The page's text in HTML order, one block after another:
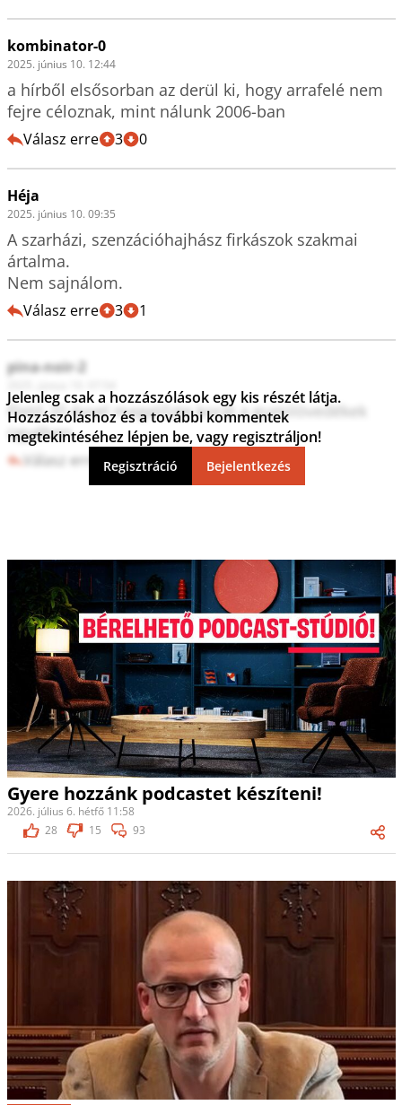
kombinator-0
2025. június 10. 12:44
a hírből elsősorban az derül ki, hogy arrafelé nem
fejre céloznak, mint nálunk 2006-ban
Válasz erre 3 0
Héja
2025. június 10. 09:35
A szarházi, szenzációhajhász firkászok szakmai
ártalma.
Nem sajnálom.
Válasz erre 3 1
pina-noir-2
Fletó 20 évvel megelőzte korát a gumilövedékek
ügyében.
Válasz erre 8 0
Jelenleg csak a hozzászólások egy kis részét látja.
Hozzászóláshoz és a további kommentek
megtekintéséhez lépjen be, vagy regisztráljon!
Regisztráció Bejelentkezés
Gyere hozzánk podcastet készíteni!
2026. július 6. hétfő 11:58
28
15 93